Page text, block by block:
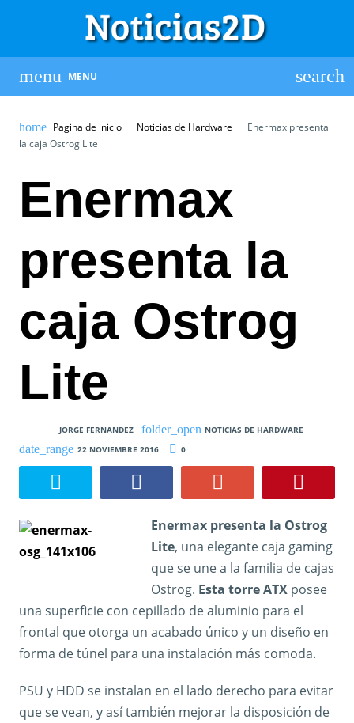
MENU
Pagina de inicio Noticias de Hardware
Enermax presenta
la caja Ostrog Lite
Enermax
presenta la
caja Ostrog
Lite
JORGE FERNANDEZ
NOTICIAS DE HARDWARE
22 NOVIEMBRE 2016
0
Enermax presenta la Ostrog
Lite, una elegante caja gaming
que se une a la familia de cajas
Ostrog. Esta torre ATXposee
una superficie con cepillado de aluminio para el
frontal que otorga un acabado único y un diseño en
forma de túnel para una instalación más comoda.
PSU y HDD se instalan en el lado derecho para evitar
que se vean, y así también mejorar la disposición de